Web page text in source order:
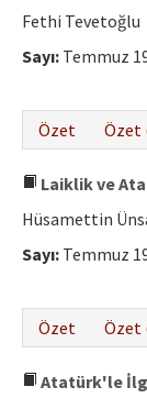
Fethi Tevetoğlu
Sayı: Temmuz
Özet
Özet
Laiklik ve
Hüsamettin
Sayı: Temmuz
Özet
Özet
Atatürk'le